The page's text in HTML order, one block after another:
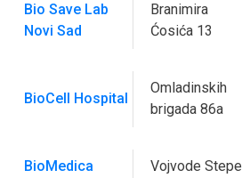
Bio Save Lab
Novi Sad
Branimira
Ćosića 13
BioCell Hospital
Omladinskih
brigada 86a
BioMedica
Vojvode Stepe